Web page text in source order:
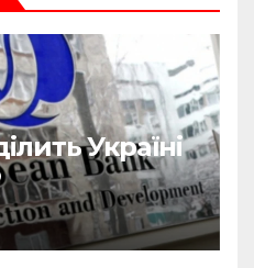
Україні